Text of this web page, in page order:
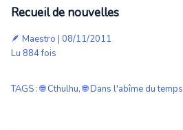
Recueil de nouvelles
🪶 Maestro | 08/11/2011
Lu 884 fois
TAGS :🌐 Cthulhu,🌐 Dans l'abîme du temps